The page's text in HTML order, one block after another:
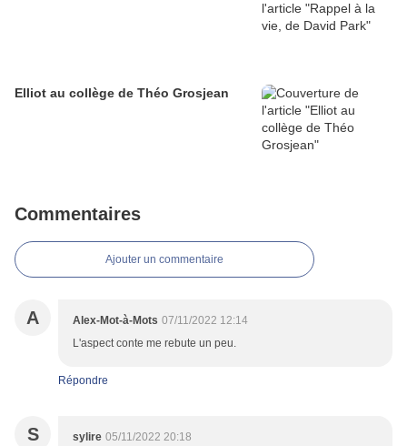
Elliot au collège de Théo Grosjean
Commentaires
Ajouter un commentaire
A Alex-Mot-à-Mots 07/11/2022 12:14
L'aspect conte me rebute un peu.
Répondre
S sylire 05/11/2022 20:18